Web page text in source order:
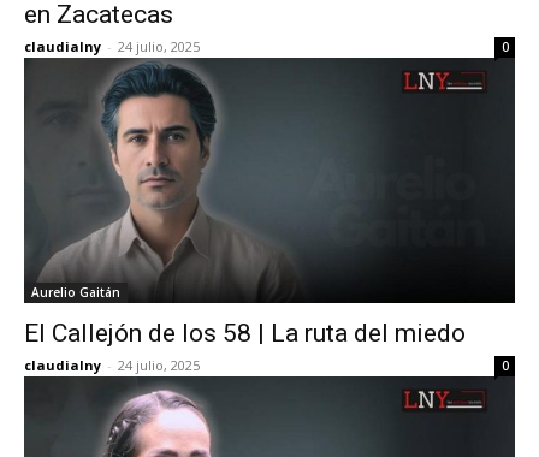
en Zacatecas
claudialny - 24 julio, 2025 0
Aurelio Gaitán
El Callejón de los 58 | La ruta del miedo
claudialny - 24 julio, 2025 0